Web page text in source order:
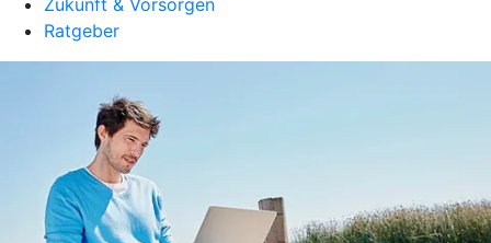
Zukunft & Vorsorgen
Ratgeber